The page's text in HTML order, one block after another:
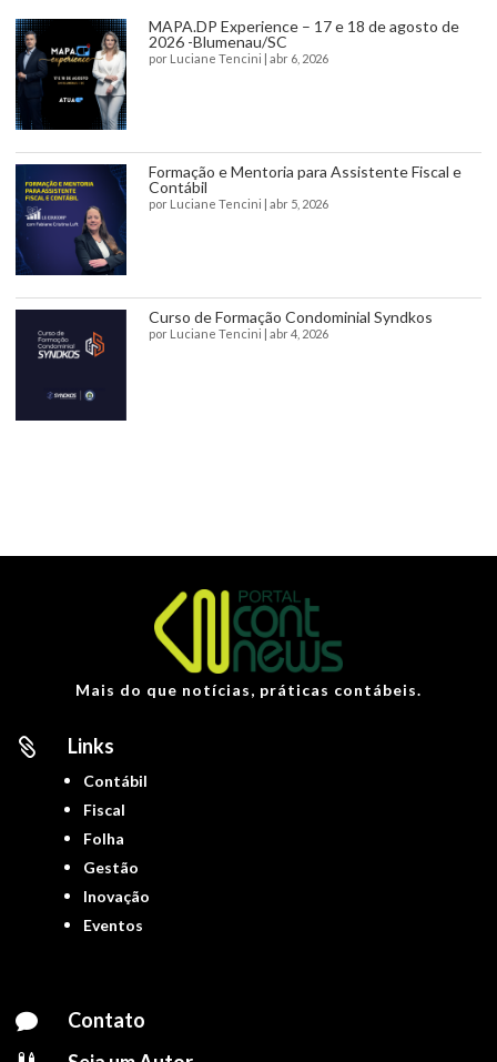
MAPA.DP Experience – 17 e 18 de agosto de
2026 -Blumenau/SC
por Luciane Tencini | abr 6, 2026
Formação e Mentoria para Assistente Fiscal e
Contábil
por Luciane Tencini | abr 5, 2026
Curso de Formação Condominial Syndkos
por Luciane Tencini | abr 4, 2026
Mais do que notícias, práticas contábeis.
 Links
Contábil
Fiscal
Folha
Gestão
Inovação
Eventos
 Contato